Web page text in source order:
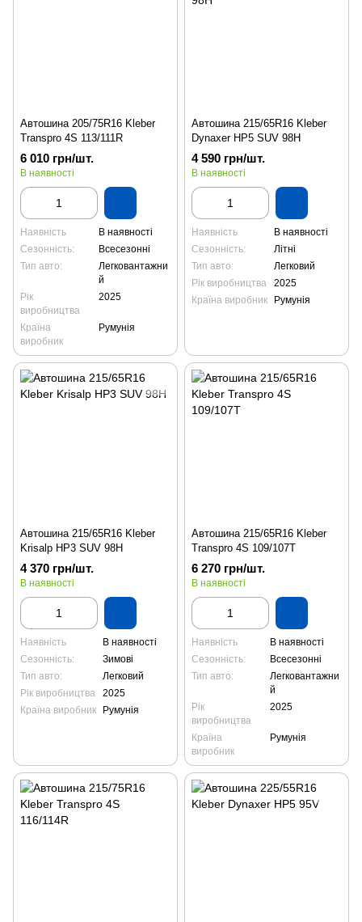
Автошина 205/75R16 Kleber
Transpro 4S 113/111R
6 010 грн/шт.
В наявності
Наявність
В наявності
Сезонність:
Всесезонні
Тип авто:
Легковантажни
й
Рік
виробництва
2025
Країна
виробник
Румунія
Автошина 215/65R16 Kleber
Dynaxer HP5 SUV 98H
4 590 грн/шт.
В наявності
Наявність
В наявності
Сезонність:
Літні
Тип авто:
Легковий
Рік виробництва
2025
Країна виробник
Румунія
Автошина 215/65R16 Kleber
Krisalp HP3 SUV 98H
4 370 грн/шт.
В наявності
Наявність
В наявності
Сезонність:
Зимові
Тип авто:
Легковий
Рік виробництва
2025
Країна виробник
Румунія
Автошина 215/65R16 Kleber
Transpro 4S 109/107T
6 270 грн/шт.
В наявності
Наявність
В наявності
Сезонність:
Всесезонні
Тип авто:
Легковантажни
й
Рік
виробництва
2025
Країна
виробник
Румунія